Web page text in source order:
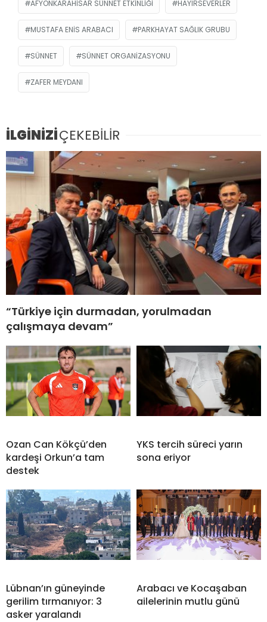
AFYONKARAHISAR SÜNNET ETKINLIĞI HAYIRSEVERLER
MUSTAFA ENIS ARABACI PARKHAYAT SAĞLIK GRUBU
SÜNNET SÜNNET ORGANIZASYONU
ZAFER MEYDANI
İLGİNİZİÇEKEBİLİR
“Türkiye için durmadan, yorulmadan
çalışmaya devam”
Ozan Can Kökçü’den
kardeşi Orkun’a tam
destek
YKS tercih süreci yarın
sona eriyor
Lübnan’ın güneyinde
gerilim tırmanıyor: 3
asker yaralandı
Arabacı ve Kocaşaban
ailelerinin mutlu günü